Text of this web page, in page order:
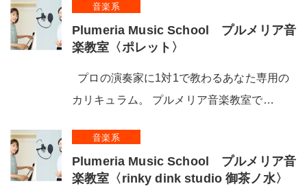
音楽系
Plumeria Music School プルメリア音
楽教室〈ポレット〉
プロの演奏家に1対1で教わるあなた専用の
カリキュラム。 プルメリア音楽教室で…
音楽系
Plumeria Music School プルメリア音
楽教室〈rinky dink studio 御茶ノ水〉